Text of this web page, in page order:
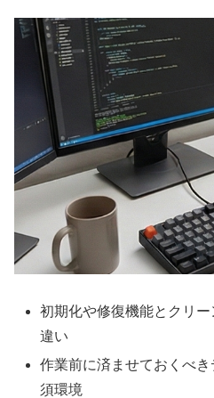
初期化や修復機能とクリ
違い
作業前に済ませておくべ
須環境